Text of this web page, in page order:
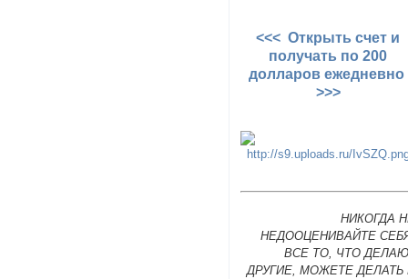
<<< Открыть счет и
получать по 200
долларов ежедневно
>>>
НИКОГДА
НЕДООЦЕНИВАЙТЕ
ВСЕ ТО, ЧТО
ДРУГИЕ, МОЖЕТЕ ДЕЛАТЬ